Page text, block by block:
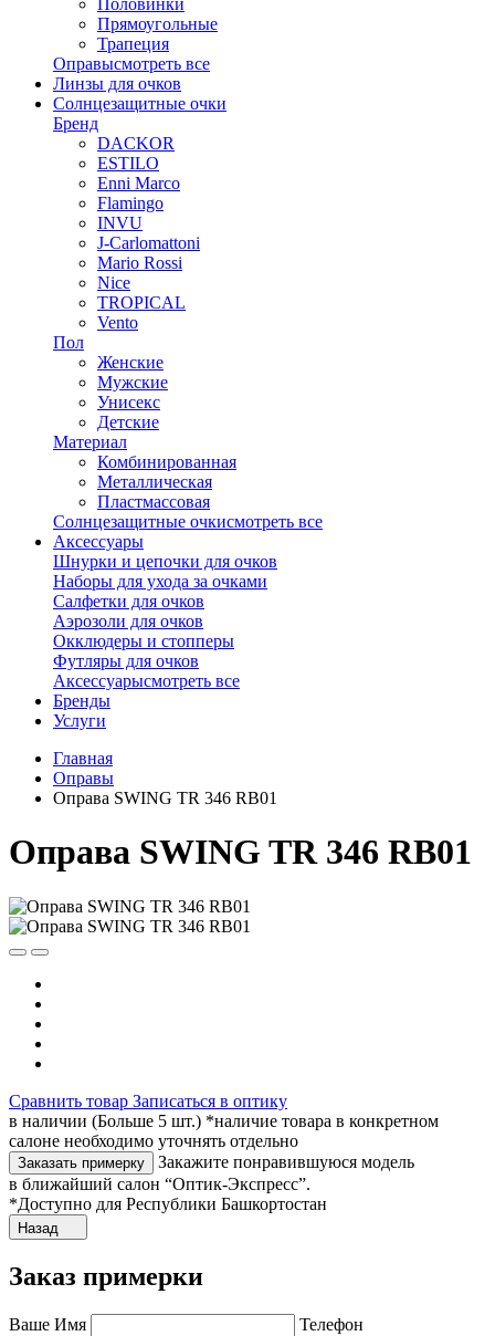
Прямоугольные
Трапеция
Оправысмотреть все
Линзы для очков
Солнцезащитные очки
Бренд
DACKOR
ESTILO
Enni Marco
Flamingo
INVU
J-Carlomattoni
Mario Rossi
Nice
TROPICAL
Vento
Пол
Женские
Мужские
Унисекс
Детские
Материал
Комбинированная
Металлическая
Пластмассовая
Солнцезащитные очкисмотреть все
Аксессуары
Шнурки и цепочки для очков
Наборы для ухода за очками
Салфетки для очков
Аэрозоли для очков
Окклюдеры и стопперы
Футляры для очков
Аксессуарысмотреть все
Бренды
Услуги
Главная
Оправы
Оправа SWING TR 346 RB01
Оправа SWING TR 346 RB01
Сравнить товар Записаться в оптику
в наличии (Больше 5 шт.) *наличие товара в конкретном
салоне необходимо уточнять отдельно
Заказать примерку
Закажите понравившуюся модель
в ближайший салон “Оптик-Экспресс”.
*Доступно для Республики Башкортостан
Назад
Заказ примерки
Ваше Имя
Телефон